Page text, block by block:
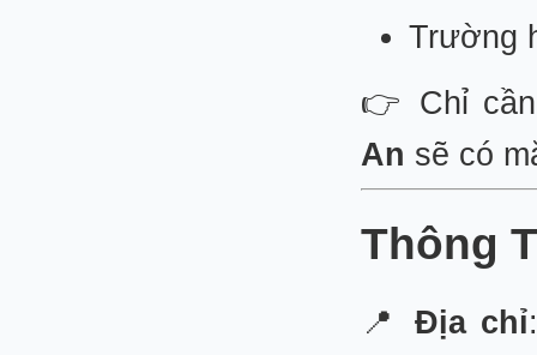
Trường
👉 Chỉ
An sẽ có
Thông
📍 Địa chỉ